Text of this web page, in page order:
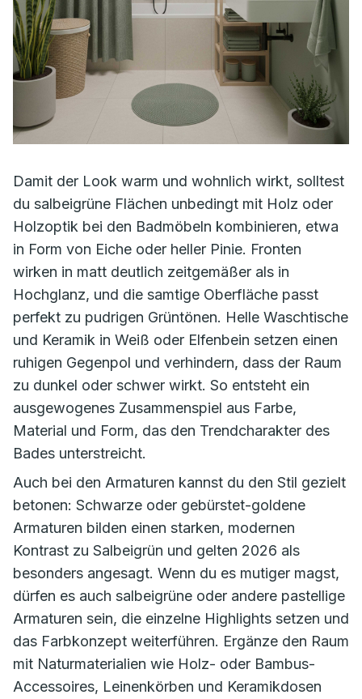
Damit der Look warm und wohnlich wirkt, solltest
du salbeigrüne Flächen unbedingt mit Holz oder
Holzoptik bei den Badmöbeln kombinieren, etwa
in Form von Eiche oder heller Pinie. Fronten
wirken in matt deutlich zeitgemäßer als in
Hochglanz, und die samtige Oberfläche passt
perfekt zu pudrigen Grüntönen. Helle Waschtische
und Keramik in Weiß oder Elfenbein setzen einen
ruhigen Gegenpol und verhindern, dass der Raum
zu dunkel oder schwer wirkt. So entsteht ein
ausgewogenes Zusammenspiel aus Farbe,
Material und Form, das den Trendcharakter des
Bades unterstreicht.
Auch bei den Armaturen kannst du den Stil gezielt
betonen: Schwarze oder gebürstet-goldene
Armaturen bilden einen starken, modernen
Kontrast zu Salbeigrün und gelten 2026 als
besonders angesagt. Wenn du es mutiger magst,
dürfen es auch salbeigrüne oder andere pastellige
Armaturen sein, die einzelne Highlights setzen und
das Farbkonzept weiterführen. Ergänze den Raum
mit Naturmaterialien wie Holz- oder Bambus-
Accessoires, Leinenkörben und Keramikdosen